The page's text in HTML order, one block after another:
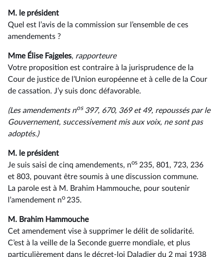
M. le président
Quel est l’avis de la commission sur l’ensemble de ces
amendements ?
Mme Élise Fajgeles, rapporteure
Votre proposition est contraire à la jurisprudence de la
Cour de justice de l’Union européenne et à celle de la Cour
de cassation. J’y suis donc défavorable.
(Les amendements nos 397, 670, 369 et 49, repoussés par le
Gouvernement, successivement mis aux voix, ne sont pas
adoptés.)
M. le président
Je suis saisi de cinq amendements, nos 235, 801, 723, 236
et 803, pouvant être soumis à une discussion commune.
La parole est à M. Brahim Hammouche, pour soutenir
l’amendement no 235.
M. Brahim Hammouche
Cet amendement vise à supprimer le délit de solidarité.
C’est à la veille de la Seconde guerre mondiale, et plus
particulièrement dans le décret-loi Daladier du 2 mai 1938